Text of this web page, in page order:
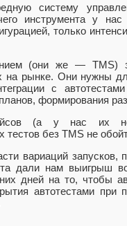
систему
инструмента у
только
(они же — TMS)
на рынке. Они нужны
с
формирования
(а у нас их
тестов без TMS не
вариаций запусков,
дали нам выигрыш
дней на то, чтобы
автотестами при